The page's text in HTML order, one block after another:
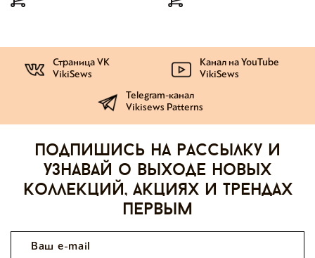
Страница VK
VikiSews
Канал на YouTube
VikiSews
Telegram-канал
Vikisews Patterns
Подпишись на рассылку и
узнавай о выходе новых
коллекций, акциях и трендах
первым